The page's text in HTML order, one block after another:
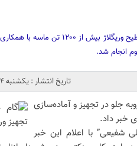
"حسین علی شفیعی" با اعلام این خبر گفت؛ عملیات
تاریخ انتشار : یکشنبه 24 آگوست 2025 - 21:47
جلو در تجهیز و آماده‌سازی
خبر داد.
شفیعی” با اعلام این خبر